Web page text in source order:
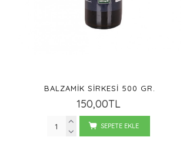
BALZAMIK SIRKESI 500 GR.
150,00TL
SEPETE EKLE